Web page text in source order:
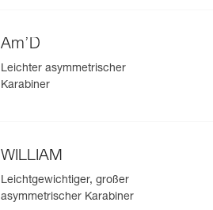
Am’D
Leichter asymmetrischer
Karabiner
WILLIAM
Leichtgewichtiger, großer
asymmetrischer Karabiner